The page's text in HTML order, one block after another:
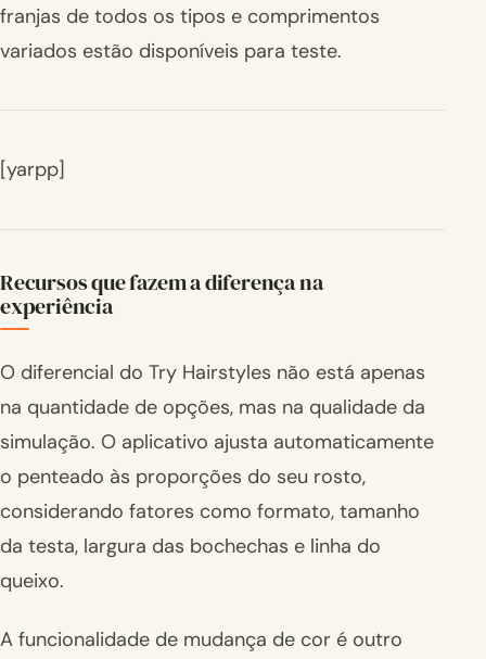
franjas de todos os tipos e comprimentos
variados estão disponíveis para teste.
[yarpp]
Recursos que fazem a diferença na
experiência
O diferencial do Try Hairstyles não está apenas
na quantidade de opções, mas na qualidade da
simulação. O aplicativo ajusta automaticamente
o penteado às proporções do seu rosto,
considerando fatores como formato, tamanho
da testa, largura das bochechas e linha do
queixo.
A funcionalidade de mudança de cor é outro